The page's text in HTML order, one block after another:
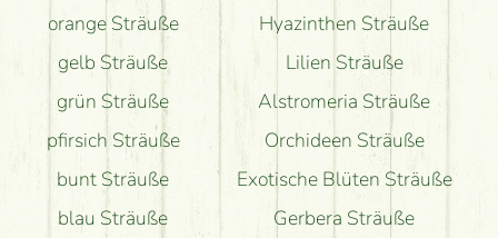
orange Sträuße
gelb Sträuße
grün Sträuße
pfirsich Sträuße
bunt Sträuße
blau Sträuße
Hyazinthen Sträuße
Lilien Sträuße
Alstromeria Sträuße
Orchideen Sträuße
Exotische Blüten Sträuße
Gerbera Sträuße